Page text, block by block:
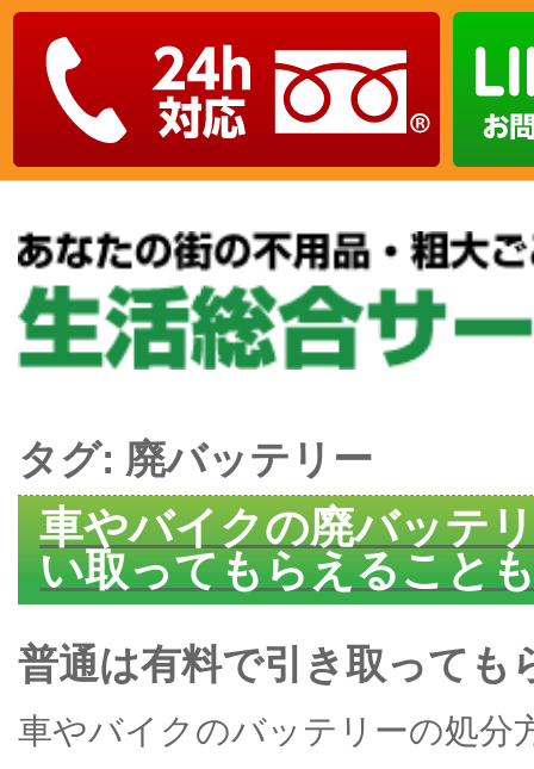
タグ: 廃バッテリー
車やバイクの廃バッテ
い取ってもらえること
普通は有料で引き取っても
車やバイクのバッテリーの処分